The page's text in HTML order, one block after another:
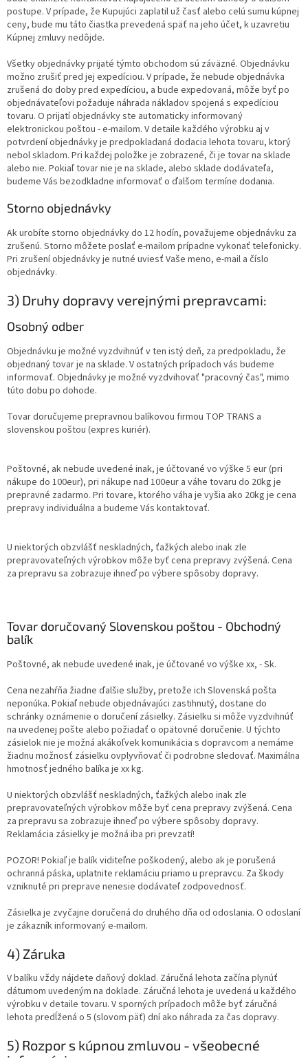
postupe. V prípade, že Kupujúci zaplatil už časť alebo celú sumu kúpnej
ceny, bude mu táto čiastka prevedená späť na jeho účet, k uzavretiu
Kúpnej zmluvy nedôjde.
Všetky objednávky prijaté týmto obchodom sú záväzné. Objednávku
možno zrušiť pred jej expedíciou. V prípade, že nebude objednávka
zrušená do doby pred expedíciou, a bude expedovaná, môže byť po
objednávateľovi požaduje náhrada nákladov spojená s expedíciou
tovaru. O prijatí objednávky ste automaticky informovaný
elektronickou poštou - e-mailom. V detaile každého výrobku aj v
potvrdení objednávky je predpokladaná dodacia lehota tovaru, ktorý
nebol skladom. Pri každej položke je zobrazené, či je tovar na sklade
alebo nie. Pokiaľ tovar nie je na sklade, alebo sklade dodávateľa,
budeme Vás bezodkladne informovať o ďalšom termíne dodania.
Storno objednávky
Ak urobíte storno objednávky do 12 hodín, považujeme objednávku za
zrušenú. Storno môžete poslať e-mailom prípadne vykonať telefonicky.
Pri zrušení objednávky je nutné uviesť Vaše meno, e-mail a číslo
objednávky.
3) Druhy dopravy verejnými prepravcami:
Osobný odber
Objednávku je možné vyzdvihnúť v ten istý deň, za predpokladu, že
objednaný tovar je na sklade. V ostatných prípadoch vás budeme
informovať. Objednávky je možné vyzdvihovať "pracovný čas", mimo
túto dobu po dohode.
Tovar doručujeme prepravnou balíkovou firmou TOP TRANS a
slovenskou poštou (expres kuriér).
Poštovné, ak nebude uvedené inak, je účtované vo výške 5 eur (pri
nákupe do 100eur), pri nákupe nad 100eur a váhe tovaru do 20kg je
prepravné zadarmo. Pri tovare, ktorého váha je vyšia ako 20kg je cena
prepravy individuálna a budeme Vás kontaktovať.
U niektorých obzvlášť neskladných, ťažkých alebo inak zle
prepravovateľných výrobkov môže byť cena prepravy zvýšená. Cena
za prepravu sa zobrazuje ihneď po výbere spôsoby dopravy.
Tovar doručovaný Slovenskou poštou - Obchodný
balík
Poštovné, ak nebude uvedené inak, je účtované vo výške xx, - Sk.
Cena nezahŕňa žiadne ďalšie služby, pretože ich Slovenská pošta
neponúka. Pokiaľ nebude objednávajúci zastihnutý, dostane do
schránky oznámenie o doručení zásielky. Zásielku si môže vyzdvihnúť
na uvedenej pošte alebo požiadať o opätovné doručenie. U týchto
zásielok nie je možná akákoľvek komunikácia s dopravcom a nemáme
žiadnu možnosť zásielku ovplyvňovať či podrobne sledovať. Maximálna
hmotnosť jedného balíka je xx kg.
U niektorých obzvlášť neskladných, ťažkých alebo inak zle
prepravovateľných výrobkov môže byť cena prepravy zvýšená. Cena
za prepravu sa zobrazuje ihneď po výbere spôsoby dopravy.
Reklamácia zásielky je možná iba pri prevzatí!
POZOR! Pokiaľ je balík viditeľne poškodený, alebo ak je porušená
ochranná páska, uplatnite reklamáciu priamo u prepravcu. Za škody
vzniknuté pri preprave nenesie dodávateľ zodpovednosť.
Zásielka je zvyčajne doručená do druhého dňa od odoslania. O odoslaní
je zákazník informovaný e-mailom.
4) Záruka
V balíku vždy nájdete daňový doklad. Záručná lehota začína plynúť
dátumom uvedeným na doklade. Záručná lehota je uvedená u každého
výrobku v detaile tovaru. V sporných prípadoch môže byť záručná
lehota predĺžená o 5 (slovom päť) dní ako náhrada za čas dopravy.
5) Rozpor s kúpnou zmluvou - všeobecné